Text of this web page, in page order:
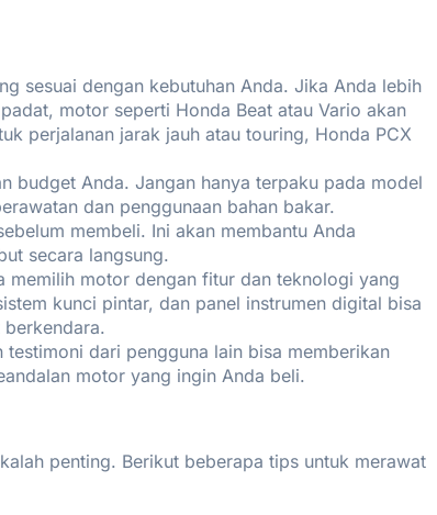
sesuai dengan kebutuhan Anda. Jika Anda lebih
motor seperti Honda Beat atau Vario akan
perjalanan jarak jauh atau touring, Honda PCX
budget Anda. Jangan hanya terpaku pada model
dan penggunaan bahan bakar.
membeli. Ini akan membantu Anda
secara langsung.
memilih motor dengan fitur dan teknologi yang
kunci pintar, dan panel instrumen digital bisa
berkendara.
testimoni dari pengguna lain bisa memberikan
motor yang ingin Anda beli.
penting. Berikut beberapa tips untuk merawat